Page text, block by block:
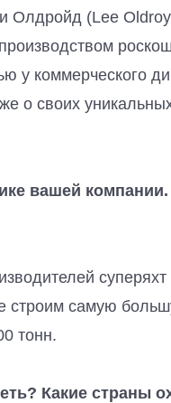
Олдройд (Lee
у коммерческого
о своих
вашей
самую
тонн.
Какие страны